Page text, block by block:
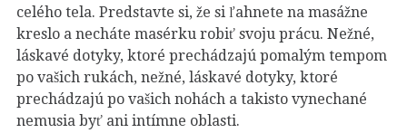
celého tela. Predstavte si, že si ľahnete na masážne
kreslo a necháte masérku robiť svoju prácu. Nežné,
láskavé dotyky, ktoré prechádzajú pomalým tempom
po vašich rukách, nežné, láskavé dotyky, ktoré
prechádzajú po vašich nohách a takisto vynechané
nemusia byť ani intímne oblasti.